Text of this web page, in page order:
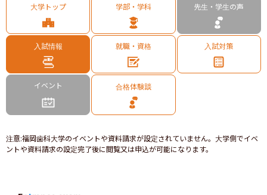
大学トップ 学部・学科 先生・学生の声
入試情報 就職・資格 入試対策
イベント 合格体験談
注意:福岡歯科大学のイベントや資料請求が設定されていません。大学側でイベ
ントや資料請求の設定完了後に閲覧又は申込が可能になります。